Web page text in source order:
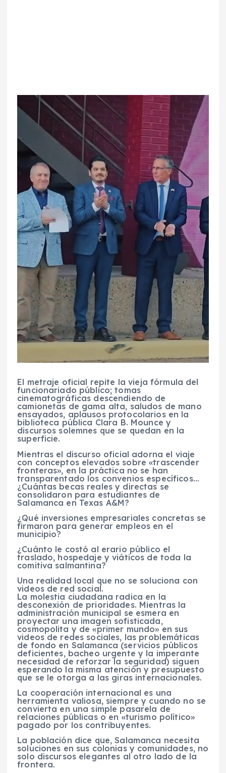
El metraje oficial repite la vieja fórmula del
funcionariado público; tomas
cinematográficas descendiendo de
camionetas de gama alta, saludos de mano
ensayados, aplausos protocolarios en la
biblioteca pública Clara B. Mounce y
discursos solemnes que se quedan en la
superficie.
Mientras el discurso oficial adorna el viaje
con conceptos elevados sobre «trascender
fronteras», en la práctica no se han
transparentado los convenios específicos…
¿Cuántas becas reales y directas se
consolidaron para estudiantes de
Salamanca en Texas A&M?
¿Qué inversiones empresariales concretas se
firmaron para generar empleos en el
municipio?
¿Cuánto le costó al erario público el
traslado, hospedaje y viáticos de toda la
comitiva salmantina?
Una realidad local que no se soluciona con
videos de red social.
La molestia ciudadana radica en la
desconexión de prioridades. Mientras la
administración municipal se esmera en
proyectar una imagen sofisticada,
cosmopolita y de «primer mundo» en sus
videos de redes sociales, las problemáticas
de fondo en Salamanca (servicios públicos
deficientes, bacheo urgente y la imperante
necesidad de reforzar la seguridad) siguen
esperando la misma atención y presupuesto
que se le otorga a las giras internacionales.
La cooperación internacional es una
herramienta valiosa, siempre y cuando no se
convierta en una simple pasarela de
relaciones públicas o en «turismo político»
pagado por los contribuyentes.
La población dice que, Salamanca necesita
soluciones en sus colonias y comunidades, no
solo discursos elegantes al otro lado de la
frontera.